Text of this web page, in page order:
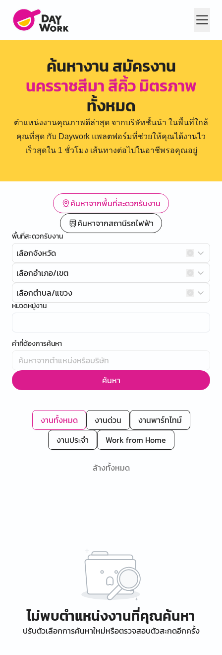
ค้นหางาน สมัครงาน
นครราชสีมา สีคิ้ว มิตรภาพ
ทั้งหมด
ตำแหน่งงานคุณภาพดีล่าสุด จากบริษัทชั้นนำ ในพื้นที่ใกล้
คุณที่สุด กับ Daywork แพลตฟอร์มที่ช่วยให้คุณได้งานไว
เร็วสุดใน 1 ชั่วโมง เส้นทางต่อไปในอาชีพรอคุณอยู่
ค้นหาจากพื้นที่สะดวกรับงาน
ค้นหาจากสถานีรถไฟฟ้า
พื้นที่สะดวกรับงาน
เลือกจังหวัด
เลือกอำเภอ/เขต
เลือกตำบล/แขวง
หมวดหมู่งาน
คำที่ต้องการค้นหา
ค้นหา
งานทั้งหมด งานด่วน
งานพาร์ทไทม์
งานประจำ
Work from Home
ล้างทั้งหมด
ไม่พบตำแหน่งงานที่คุณค้นหา
ปรับตัวเลือกการค้นหาใหม่หรือตรวจสอบตัวสะกดอีกครั้ง